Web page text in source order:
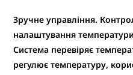
Зручне управління.
налаштування
Система перевіряє
регулює температуру,